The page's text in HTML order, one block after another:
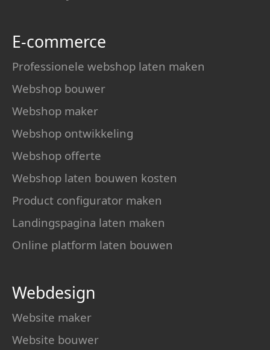
E-commerce
Professionele webshop laten maken
Webshop bouwer
Webshop maker
Webshop ontwikkeling
Webshop offerte
Webshop laten bouwen kosten
Product configurator maken
Landingspagina laten maken
Online platform laten bouwen
Webdesign
Website maker
Website bouwer